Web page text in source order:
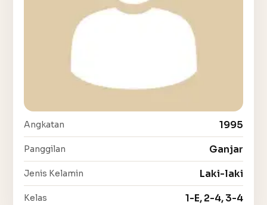
Angkatan 1995
Panggilan Ganjar
Jenis Kelamin Laki-laki
Kelas 1-E, 2-4, 3-4